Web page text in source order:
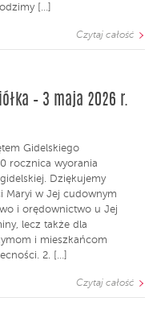
[…]
Czytaj całość
– 3 maja 2026 r.
Gidelskiego
rocznica wyorania
Dziękujemy
Maryi w Jej cudownym
i orędownictwo u Jej
lecz także dla
i mieszkańcom
2. […]
Czytaj całość